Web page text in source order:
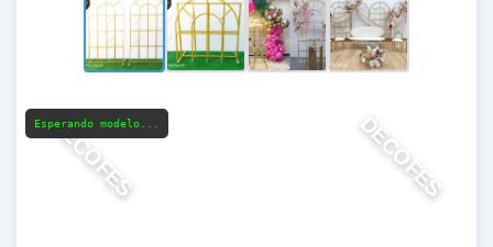
DECOFES DECOFES
Esperando modelo...